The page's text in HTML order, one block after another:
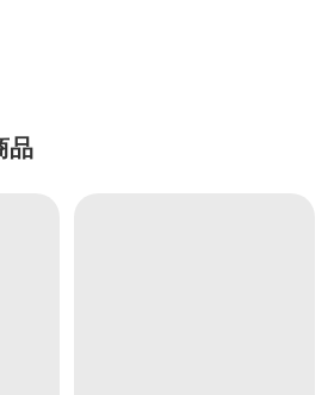
品